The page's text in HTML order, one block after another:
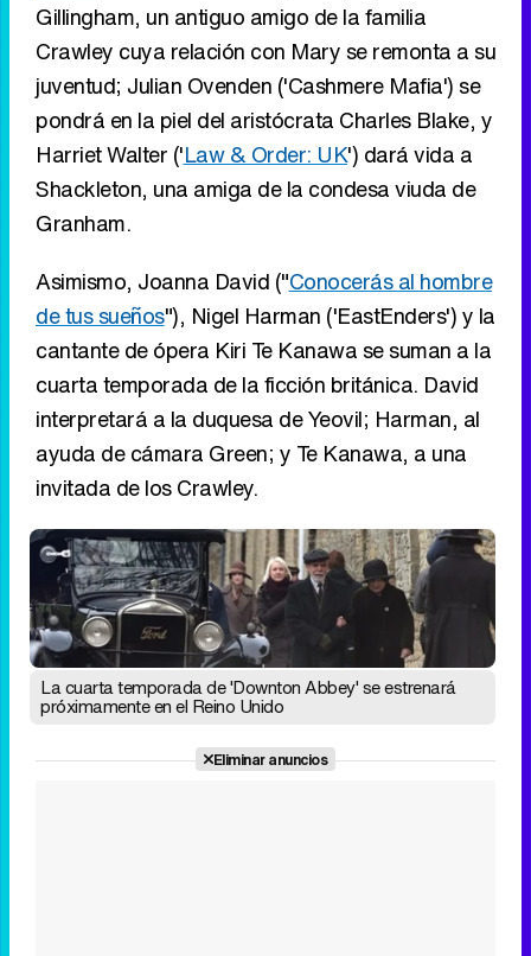
Gillingham, un antiguo amigo de la familia
Crawley cuya relación con Mary se remonta a su
juventud; Julian Ovenden ('Cashmere Mafia') se
pondrá en la piel del aristócrata Charles Blake, y
Harriet Walter ('Law & Order: UK') dará vida a
Shackleton, una amiga de la condesa viuda de
Granham.
Asimismo, Joanna David ("Conocerás al hombre
de tus sueños"), Nigel Harman ('EastEnders') y la
cantante de ópera Kiri Te Kanawa se suman a la
cuarta temporada de la ficción británica. David
interpretará a la duquesa de Yeovil; Harman, al
ayuda de cámara Green; y Te Kanawa, a una
invitada de los Crawley.
La cuarta temporada de 'Downton Abbey' se estrenará
próximamente en el Reino Unido
Eliminar anuncios